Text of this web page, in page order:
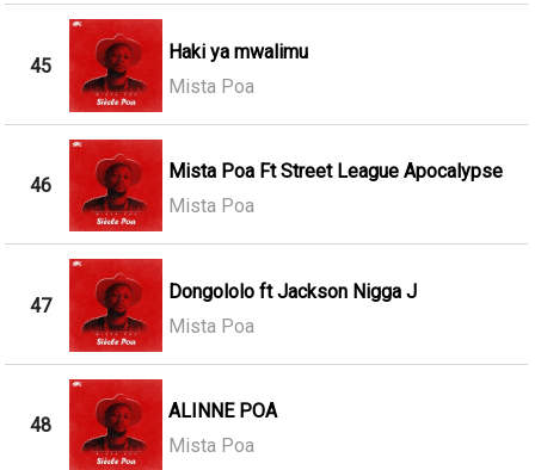
45
Haki ya mwalimu
Mista Poa
46
Mista Poa Ft Street League Apocalypse
Mista Poa
47
Dongololo ft Jackson Nigga J
Mista Poa
48
ALINNE POA
Mista Poa